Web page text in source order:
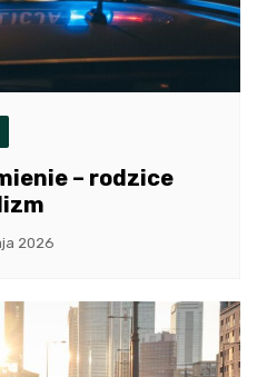
– rodzice
2026